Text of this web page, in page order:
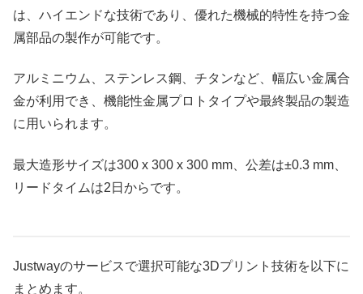
は、ハイエンドな技術であり、優れた機械的特性を持つ金
属部品の製作が可能です。
アルミニウム、ステンレス鋼、チタンなど、幅広い金属合
金が利用でき、機能性金属プロトタイプや最終製品の製造
に用いられます。
最大造形サイズは300 x 300 x 300 mm、公差は±0.3 mm、
リードタイムは2日からです。
Justwayのサービスで選択可能な3Dプリント技術を以下に
まとめます。